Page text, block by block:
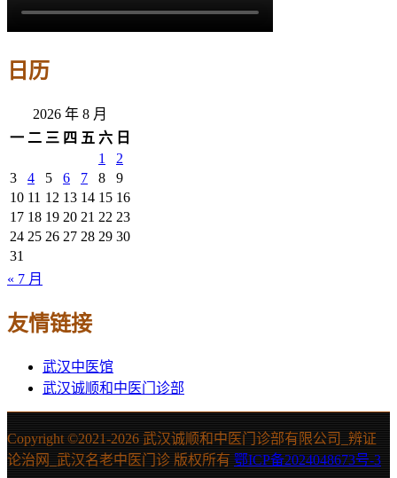
日历
2026 年 8 月
一 二 三 四 五 六 日
1
2
3
4 5 6 7 8
9
10 11 12 13 14 15 16
17 18 19 20 21 22 23
24 25 26 27 28 29 30
31
« 7 月
友情链接
武汉中医馆
武汉诚顺和中医门诊部
Copyright ©2021-2026 武汉诚顺和中医门诊部有限公司_辨证
论治网_武汉名老中医门诊 版权所有 鄂ICP备2024048673号-3